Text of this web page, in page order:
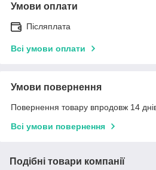
Умови оплати
Післяплата
Всі умови оплати
Умови повернення
Повернення товару впродовж 14
Всі умови повернення
Подібні товари компанії